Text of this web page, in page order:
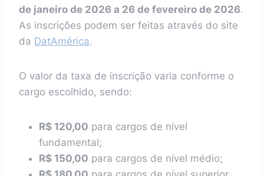
de janeiro de 2026 a 26 de fevereiro de 2026.
As inscrições podem ser feitas através do site
da DatAmérica.
O valor da taxa de inscrição varia conforme o
cargo escolhido, sendo:
R$ 120,00 para cargos de nível
fundamental;
R$ 150,00 para cargos de nível médio;